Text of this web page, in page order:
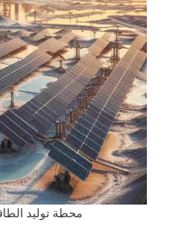
محطة توليد